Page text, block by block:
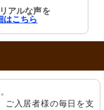
アルな声を
はこちら
ご入居者様の毎日を支